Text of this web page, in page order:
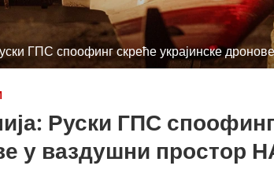
ГПС споофинг скреће украјинске
Руски ГПС
у ваздушни простор